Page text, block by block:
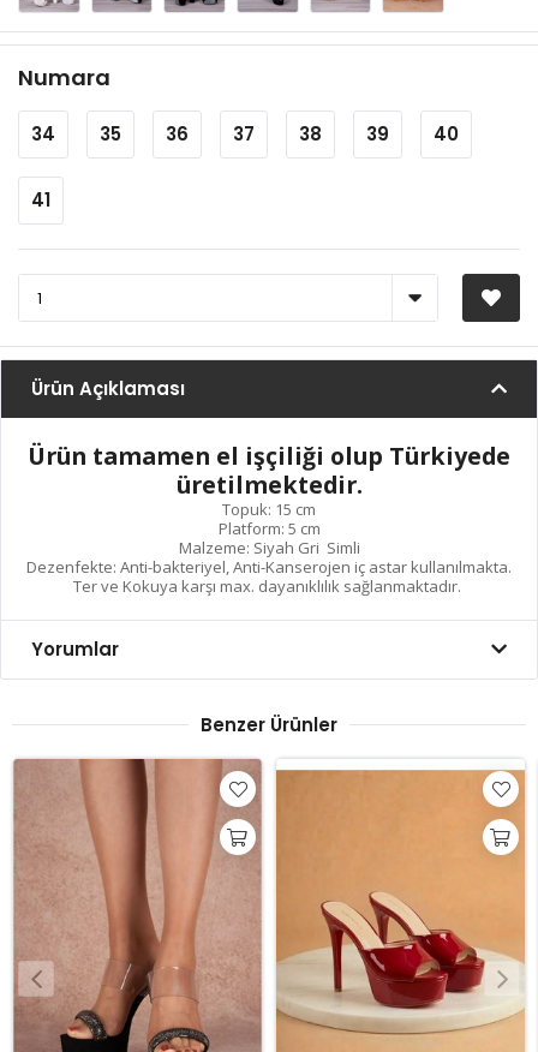
Numara
34 35 36 37 38 39 40
41
Ürün Açıklaması
Ürün tamamen el işçiliği olup Türkiyede
üretilmektedir.
Topuk: 15 cm
Platform: 5 cm
Malzeme: Siyah Gri Simli
Dezenfekte: Anti-bakteriyel, Anti-Kanserojen iç astar kullanılmakta.
Ter ve Kokuya karşı max. dayanıklılık sağlanmaktadır.
Yorumlar
Benzer Ürünler